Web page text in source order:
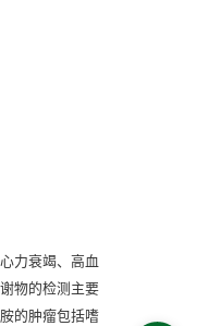
力衰竭、高血
物的检测主要
的肿瘤包括嗜